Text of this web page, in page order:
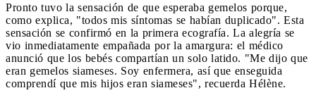
Pronto tuvo la sensación de que esperaba gemelos porque,
como explica, "todos mis síntomas se habían duplicado". Esta
sensación se confirmó en la primera ecografía. La alegría se
vio inmediatamente empañada por la amargura: el médico
anunció que los bebés compartían un solo latido. "Me dijo que
eran gemelos siameses. Soy enfermera, así que enseguida
comprendí que mis hijos eran siameses", recuerda Hélène.